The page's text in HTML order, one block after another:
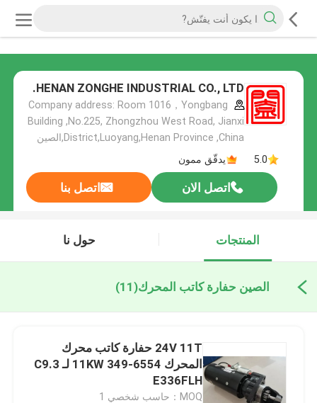
HENAN ZONGHE INDUSTRIAL CO., LTD.
Company address: Room 1016，Yongbang
Building ,No.225, Zhongzhou West Road, Jianxi
District,Luoyang,Henan Province ,China,الصين
5.0
يدقّق ممون
اتصل الان اتصل بنا
المنتجات حول نا
الصين حفارة كاتب المحرك(11)
24V 11T حفارة كاتب محرك
المحرك 11KW 349-6554 لـ C9.3
E336FLH
MOQ：حاسب شخصي 1